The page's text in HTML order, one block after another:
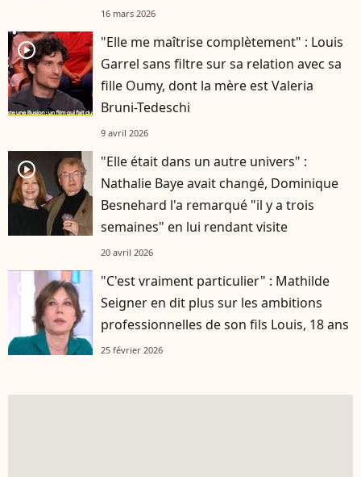
16 mars 2026
player2
"Elle me maîtrise complètement" : Louis
Garrel sans filtre sur sa relation avec sa
fille Oumy, dont la mère est Valeria
Bruni-Tedeschi
9 avril 2026
player2
"Elle était dans un autre univers" :
Nathalie Baye avait changé, Dominique
Besnehard l'a remarqué "il y a trois
semaines" en lui rendant visite
20 avril 2026
player2
"C'est vraiment particulier" : Mathilde
Seigner en dit plus sur les ambitions
professionnelles de son fils Louis, 18 ans
25 février 2026